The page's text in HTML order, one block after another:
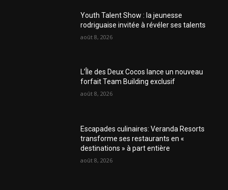
Youth Talent Show : la jeunesse
rodriguaise invitée à révéler ses talents
août 8, 2026
L’Île des Deux Cocos lance un nouveau
forfait Team Building exclusif
août 8, 2026
Escapades culinaires: Veranda Resorts
transforme ses restaurants en «
destinations » à part entière
août 8, 2026